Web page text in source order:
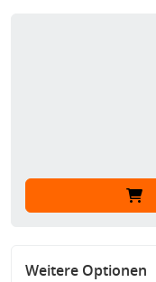
Weitere Optionen